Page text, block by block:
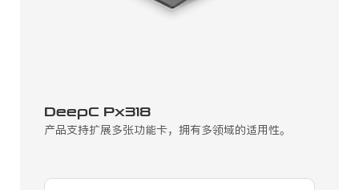
DeepC Px318
产品支持扩展多张功能卡，拥有多领域的适用性。